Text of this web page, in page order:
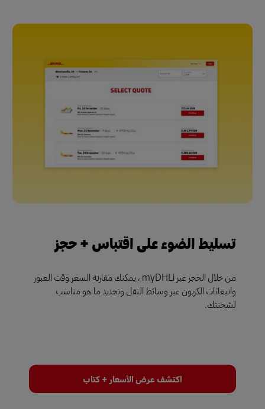
تسليط الضوء على اقتباس + حجز
من خلال الحجز عبر myDHLi ، يمكنك مقارنة السعر وقت العبور
وانبعاثات الكربون عبر وسائط النقل وتحديد ما هو مناسب
لشحنتك.
اكتشف عرض الأسعار + كتاب